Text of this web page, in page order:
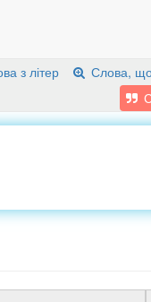
з літер Слова,